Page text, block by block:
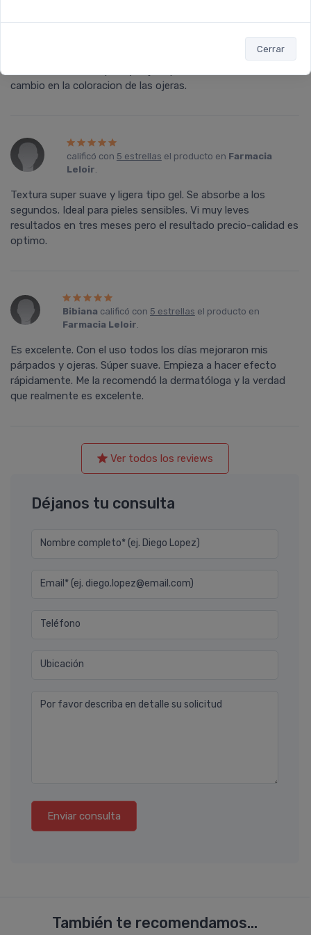
Cerrar
Es la primera vez que uso este producto. Lo uso dos veces
cambio en la coloracion de las ojeras.
calificó con 5 estrellas el producto en Farmacia
Leloir.
Textura super suave y ligera tipo gel. Se absorbe a los
segundos. Ideal para pieles sensibles. Vi muy leves
resultados en tres meses pero el resultado precio-calidad es
optimo.
Bibiana calificó con 5 estrellas el producto en
Farmacia Leloir.
Es excelente. Con el uso todos los dí­as mejoraron mis
párpados y ojeras. Súper suave. Empieza a hacer efecto
rápidamente. Me la recomendó la dermatóloga y la verdad
que realmente es excelente.
Ver todos los reviews
Déjanos tu consulta
Nombre completo* (ej. Diego Lopez)
Email* (ej. diego.lopez@email.com)
Teléfono
Ubicación
Por favor describa en detalle su solicitud
Enviar consulta
También te recomendamos...